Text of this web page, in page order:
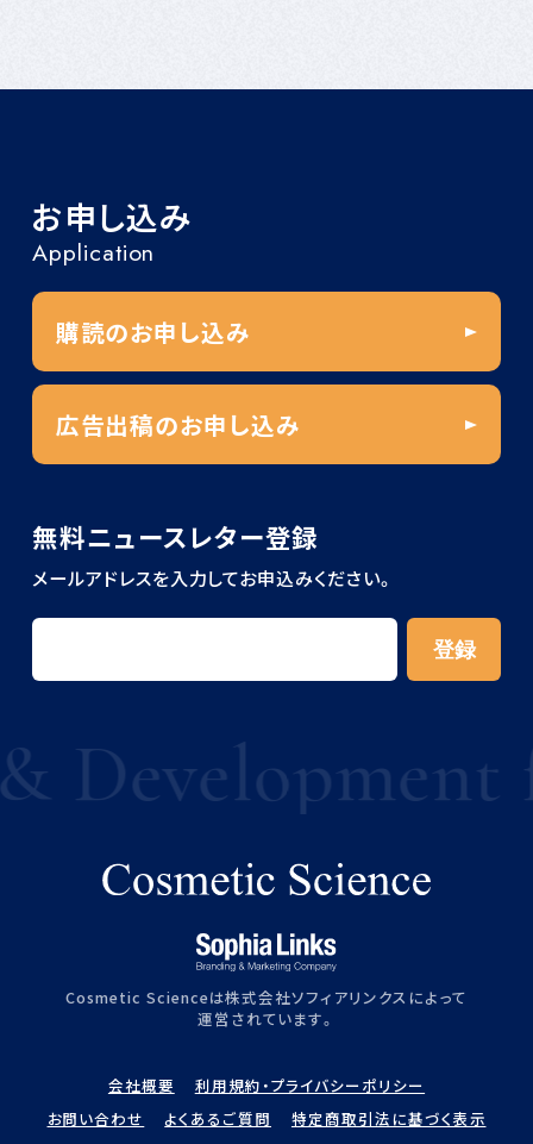
お申し込み
Application
購読のお申し込み
広告出稿のお申し込み
無料ニュースレター登録
メールアドレスを入力してお申込みください。
Development
Cosmetic Scienceは株式会社ソフィアリンクスによって
運営されています。
会社概要
利用規約・プライバシーポリシー
お問い合わせ
よくあるご質問 特定商取引法に基づく表示